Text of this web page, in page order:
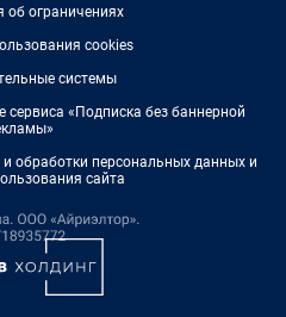
ограничениях
cookies
системы
сервиса «Подписка без баннерной
обработки персональных данных и
сайта